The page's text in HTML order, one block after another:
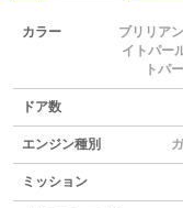
カラー
ブリリア
イトパー
トパ
ドア数
エンジン種別
ミッション